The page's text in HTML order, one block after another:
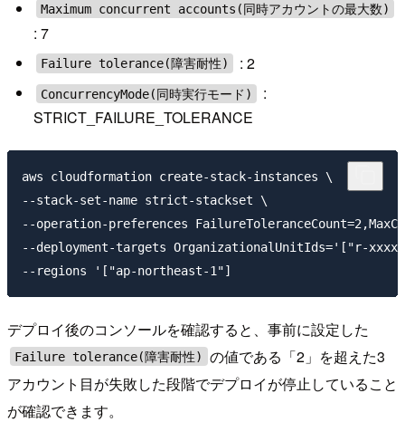
Maximum concurrent accounts(同時アカウントの最大数)
: 7
Failure tolerance(障害耐性) : 2
ConcurrencyMode(同時実行モード)
:
STRICT_FAILURE_TOLERANCE
aws cloudformation create-stack-instances \
--stack-set-name strict-stackset \
--operation-preferences
--deployment-targets OrganizationalUnitIds='["r-
デプロイ後のコンソールを確認すると、事前に設定した
Failure tolerance(障害耐性)
の値である「2」を超えた3
アカウント目が失敗した段階でデプロイが停止していること
が確認できます。